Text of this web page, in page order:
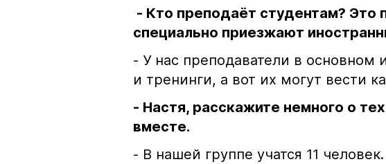
- Кто преподаёт студентам? Это
специально приезжают
- У нас преподаватели в основном
и тренинги, а вот их могут вести
- Настя, расскажите немного о
вместе.
- В нашей группе учатся 11